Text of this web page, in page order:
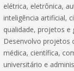
elétrica, eletrônica,
inteligência artificial,
qualidade, projetos e
Desenvolvo projetos
médica, científica,
universitário e